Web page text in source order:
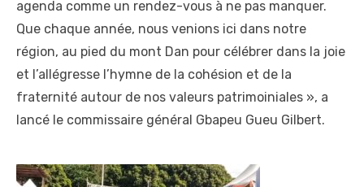
agenda comme un rendez-vous à ne pas manquer.
Que chaque année, nous venions ici dans notre
région, au pied du mont Dan pour célébrer dans la joie
et l’allégresse l’hymne de la cohésion et de la
fraternité autour de nos valeurs patrimoiniales », a
lancé le commissaire général Gbapeu Gueu Gilbert.